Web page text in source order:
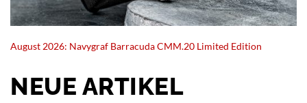
August 2026: Navygraf Barracuda CMM.20 Limited Edition
NEUE ARTIKEL